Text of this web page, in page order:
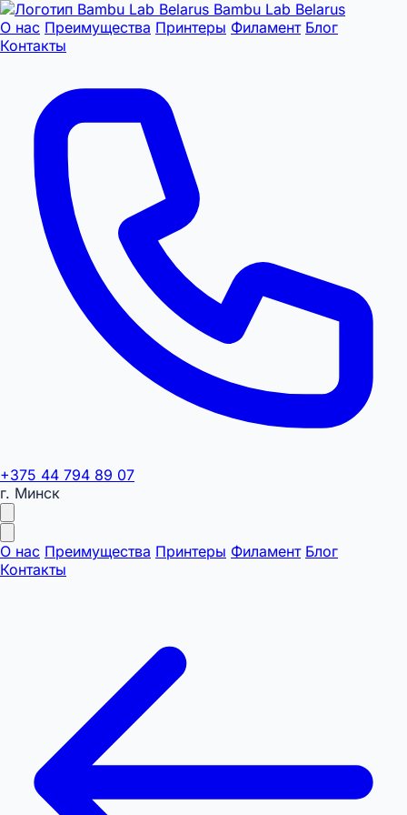
Bambu Lab Belarus
О нас Преимущества Принтеры Филамент Блог
Контакты
+375 44 794 89 07
г. Минск
О нас Преимущества Принтеры Филамент Блог
Контакты